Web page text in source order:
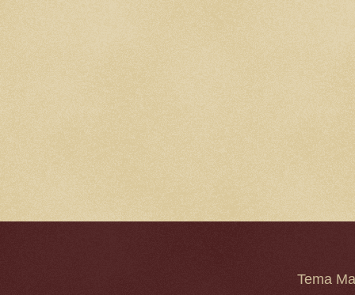
Tema